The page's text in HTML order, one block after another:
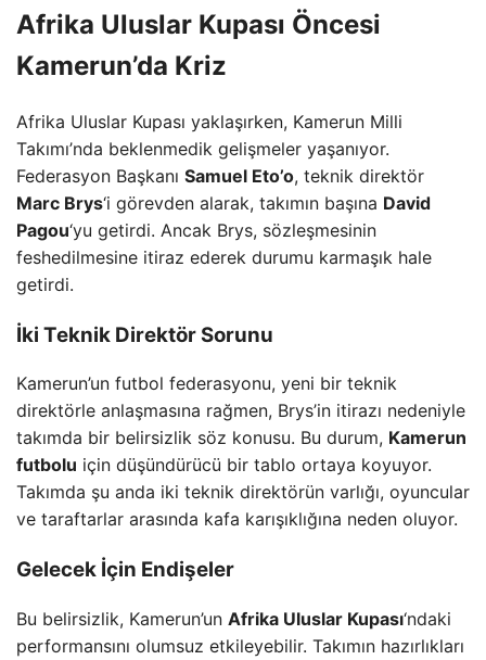
Afrika Uluslar Kupası Öncesi
Kamerun’da Kriz
Afrika Uluslar Kupası yaklaşırken, Kamerun Milli
Takımı’nda beklenmedik gelişmeler yaşanıyor.
Federasyon Başkanı Samuel Eto’o, teknik direktör
Marc Brys‘i görevden alarak, takımın başına David
Pagou‘yu getirdi. Ancak Brys, sözleşmesinin
feshedilmesine itiraz ederek durumu karmaşık hale
getirdi.
İki Teknik Direktör Sorunu
Kamerun’un futbol federasyonu, yeni bir teknik
direktörle anlaşmasına rağmen, Brys’in itirazı nedeniyle
takımda bir belirsizlik söz konusu. Bu durum, Kamerun
futbolu için düşündürücü bir tablo ortaya koyuyor.
Takımda şu anda iki teknik direktörün varlığı, oyuncular
ve taraftarlar arasında kafa karışıklığına neden oluyor.
Gelecek İçin Endişeler
Bu belirsizlik, Kamerun’un Afrika Uluslar Kupası‘ndaki
performansını olumsuz etkileyebilir. Takımın hazırlıkları